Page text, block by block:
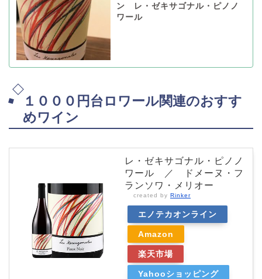
ン レ・ゼキサゴナル・ピノノ
ワール
１０００円台ロワール関連のおすす
めワイン
レ・ゼキサゴナル・ピノノ
ワール ／ ドメーヌ・フ
ランソワ・メリオー
created by Rinker
エノテカオンライン
Amazon
楽天市場
Yahooショッピング